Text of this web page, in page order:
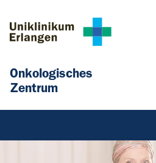
Onkologisches
Zentrum